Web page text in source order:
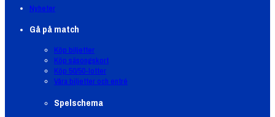
Nyheter
Gå på match
Köp biljetter
Köp säsongskort
Köp 50/50-lotter
Våra biljetter och entré
Spelschema